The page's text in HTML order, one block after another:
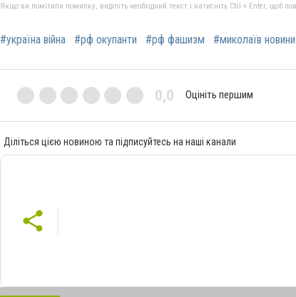
Якщо ви помітили помилку, виділіть необхідний текст і натисніть Ctrl + Enter, щоб
#україна війна #рф окупанти #рф фашизм #миколаїв новини
0,0 Оцініть першим
Діліться цією новиною та підписуйтесь на наші канали